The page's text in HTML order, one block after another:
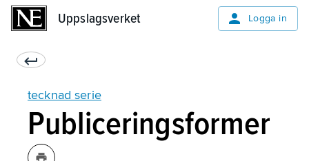
Uppslagsverket Logga in
tecknad serie
Publiceringsformer